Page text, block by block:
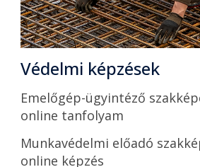
Védelmi képzések
Emelőgép-ügyintéző
online tanfolyam
Munkavédelmi előadó
online képzés